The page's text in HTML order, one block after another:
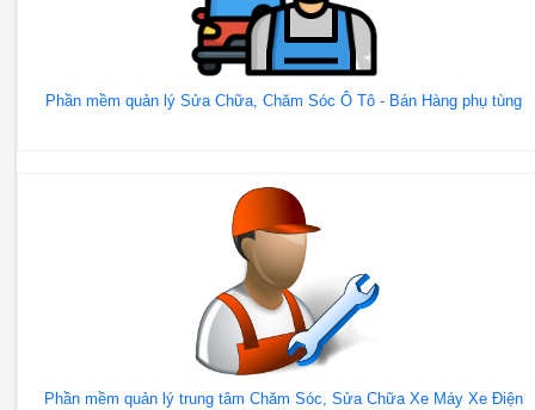
Phần mềm quản lý Sửa Chữa, Chăm Sóc Ô Tô - Bán Hàng phụ tùng
Phần mềm quản lý trung tâm Chăm Sóc, Sửa Chữa Xe Máy Xe Điện